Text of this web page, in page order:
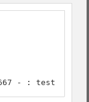
- : test